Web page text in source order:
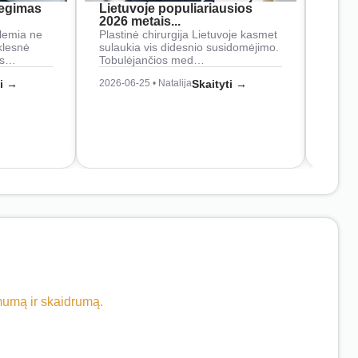
ne
→
Lietuvoje populiariausios
2026 metais...
Plastinė chirurgija Lietuvoje kasmet
sulaukia vis didesnio susidomėjimo.
Tobulėjančios med…
2026-06-25 • NatalijaSkaityti →
ir skaidrumą.